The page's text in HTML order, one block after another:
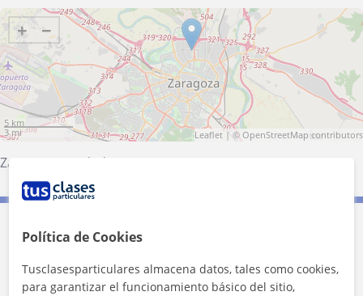
+ −
5 km
3 mi
Leaflet | © OpenStreetMapcontributors
Zaragoza (Ciudad)
Contacta con Marina
Tarifa 14€/h
Política de Cookies
Tusclasesparticulares almacena datos, tales como cookies,
para garantizar el funcionamiento básico del sitio,